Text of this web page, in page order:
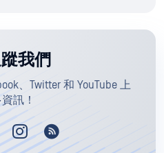
我們
、Twitter 和 YouTube 上
訊！